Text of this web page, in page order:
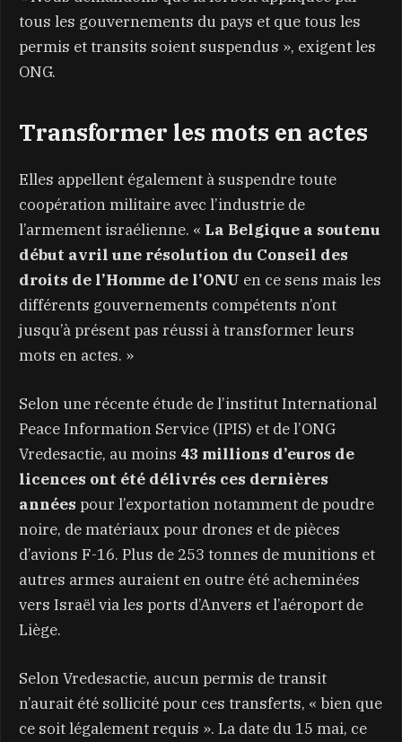
tous les gouvernements du pays et que tous les
permis et transits soient suspendus », exigent les
ONG.
Transformer les mots en actes
Elles appellent également à suspendre toute
coopération militaire avec l’industrie de
l’armement israélienne. « La Belgique a soutenu
début avril une résolution du Conseil des
droits de l’Homme de l’ONU en ce sens mais les
différents gouvernements compétents n’ont
jusqu’à présent pas réussi à transformer leurs
mots en actes. »
Selon une récente étude de l’institut International
Peace Information Service (IPIS) et de l’ONG
Vredesactie, au moins 43 millions d’euros de
licences ont été délivrés ces dernières
années pour l’exportation notamment de poudre
noire, de matériaux pour drones et de pièces
d’avions F-16. Plus de 253 tonnes de munitions et
autres armes auraient en outre été acheminées
vers Israël via les ports d’Anvers et l’aéroport de
Liège.
Selon Vredesactie, aucun permis de transit
n’aurait été sollicité pour ces transferts, « bien que
ce soit légalement requis ». La date du 15 mai, ce